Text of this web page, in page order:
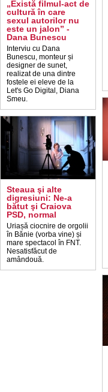
„Există filmul-act de
cultură în care
sexul autorilor nu
este un jalon” -
Dana Bunescu
Interviu cu Dana
Bunescu, monteur și
designer de sunet,
realizat de una dintre
fostele ei eleve de la
Let's Go Digital, Diana
Smeu.
Steaua şi alte
digresiuni: Ne-a
bătut şi Craiova
PSD, normal
Uriașă ciocnire de orgolii
în Bănie (vorba vine) și
mare spectacol în FNT.
Nesatisfăcut de
amândouă.